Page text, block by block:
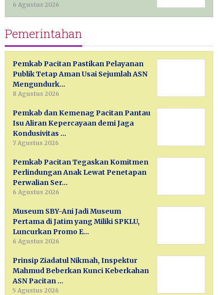
6 Agustus 2026
Pemerintahan
Pemkab Pacitan Pastikan Pelayanan
Publik Tetap Aman Usai Sejumlah ASN
Mengundurk…
8 Agustus 2026
Pemkab dan Kemenag Pacitan Pantau
Isu Aliran Kepercayaan demi Jaga
Kondusivitas …
7 Agustus 2026
Pemkab Pacitan Tegaskan Komitmen
Perlindungan Anak Lewat Penetapan
Perwalian Ser…
6 Agustus 2026
Museum SBY-Ani Jadi Museum
Pertama di Jatim yang Miliki SPKLU,
Luncurkan Promo E…
6 Agustus 2026
Prinsip Ziadatul Nikmah, Inspektur
Mahmud Beberkan Kunci Keberkahan
ASN Pacitan …
5 Agustus 2026